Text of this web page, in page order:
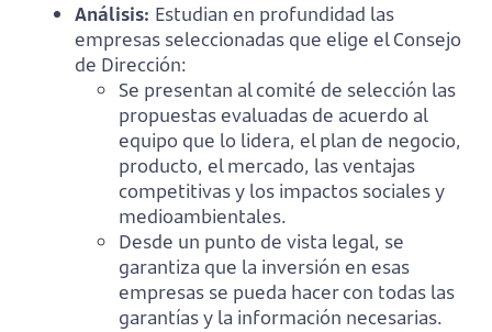
Análisis: Estudian en profundidad las
empresas seleccionadas que elige el Consejo
de Dirección:
Se presentan al comité de selección las
propuestas evaluadas de acuerdo al
equipo que lo lidera, el plan de negocio,
producto, el mercado, las ventajas
competitivas y los impactos sociales y
medioambientales.
Desde un punto de vista legal, se
garantiza que la inversión en esas
empresas se pueda hacer con todas las
garantías y la información necesarias.